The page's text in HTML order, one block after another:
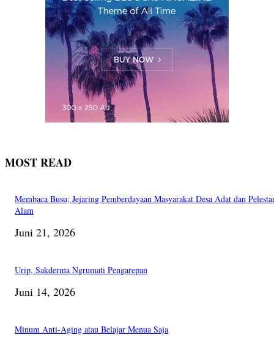
MOST READ
Membaca Busu; Jejaring Pemberdayaan Masyarakat Desa Adat dan
Alam
Juni 21, 2026
Urip, Sakderma Ngrumati Pengarepan
Juni 14, 2026
Minum Anti-Aging atau Belajar Menua Saja